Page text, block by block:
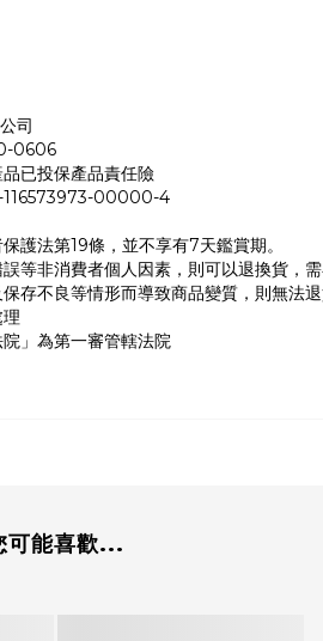
司
0606
已投保產品責任險
116573973-00000-4
護法第19條，並不享有7天鑑賞期。
等非消費者個人因素，則可以退換貨
存不良等情形而導致商品變質，則無法
」為第一審管轄法院
可能喜歡...